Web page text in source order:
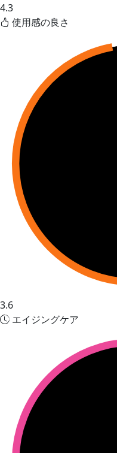
4.3
使用感の良さ
3.6
エイジングケア